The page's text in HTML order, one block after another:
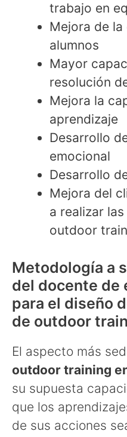
trabajo en
Mejora de
alumnos
Mayor
resolución
Mejora la
aprendizaje
Desarrollo
emocional
Desarrollo
Mejora del
a realizar
outdoor
Metodología a
del docente de
para el diseño
de outdoor
El aspecto más
outdoor training
su supuesta
que los
de sus acciones